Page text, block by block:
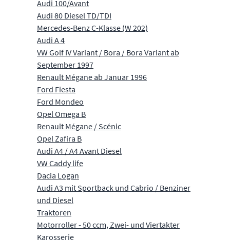
Audi 100/Avant
Audi 80 Diesel TD/TDI
Mercedes-Benz C-Klasse (W 202)
Audi A 4
VW Golf IV Variant / Bora / Bora Variant ab
September 1997
Renault Mégane ab Januar 1996
Ford Fiesta
Ford Mondeo
Opel Omega B
Renault Mégane / Scénic
Opel Zafira B
Audi A4 / A4 Avant Diesel
VW Caddy life
Dacia Logan
Audi A3 mit Sportback und Cabrio / Benziner
und Diesel
Traktoren
Motorroller - 50 ccm, Zwei- und Viertakter
Karosserie